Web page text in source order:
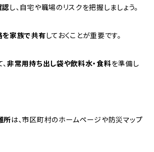
認し、自宅や職場のリスクを把握しましょう。
を家族で共有しておくことが重要です。
非常用持ち出し袋や飲料水・食料を準備し
所は、市区町村のホームページや防災マップ